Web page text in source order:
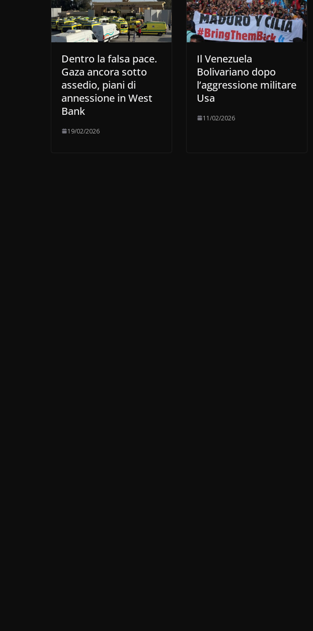
Dentro la falsa pace.
Gaza ancora sotto
assedio, piani di
annessione in West
Bank
19/02/2026
Il Venezuela
Bolivariano dopo
l’aggressione militare
Usa
11/02/2026